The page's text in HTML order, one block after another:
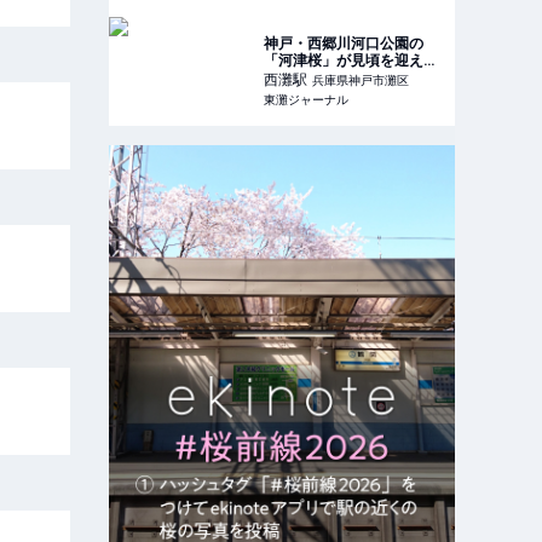
ジャーナル
神戸・西郷川河口公園の
「河津桜」が見頃を迎えた
ので、お花見散歩を楽しん
でみた♪ #河津桜 #お花見 #
西郷川河口公園 #灘区 | 東
西灘駅 兵庫県神戸市灘区
東灘ジャーナル